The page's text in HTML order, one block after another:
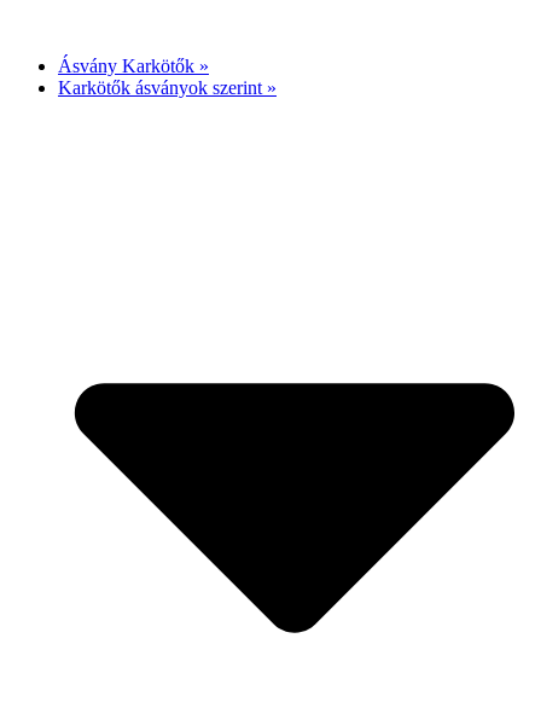
Ásvány Karkötők »
Karkötők ásványok szerint »